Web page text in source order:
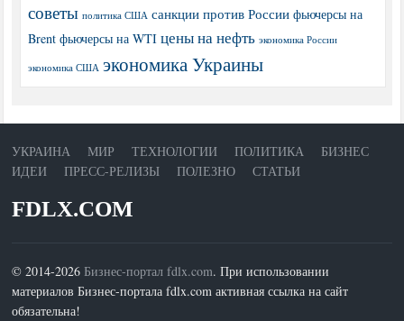
советы политика США санкции против России фьючерсы на
Brent фьючерсы на WTI цены на нефть экономика России
экономика США экономика Украины
УКРАИНА МИР ТЕХНОЛОГИИ ПОЛИТИКА
БИЗНЕС
ИДЕИ
ПРЕСС-РЕЛИЗЫ ПОЛЕЗНО СТАТЬИ
FDLX.COM
© 2014-2026Бизнес-портал fdlx.com. При использовании
материалов Бизнес-портала fdlx.com активная ссылка на сайт
обязательна!